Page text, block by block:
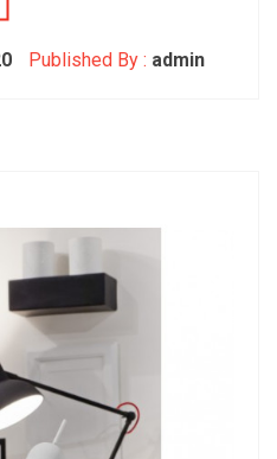
Published By : admin